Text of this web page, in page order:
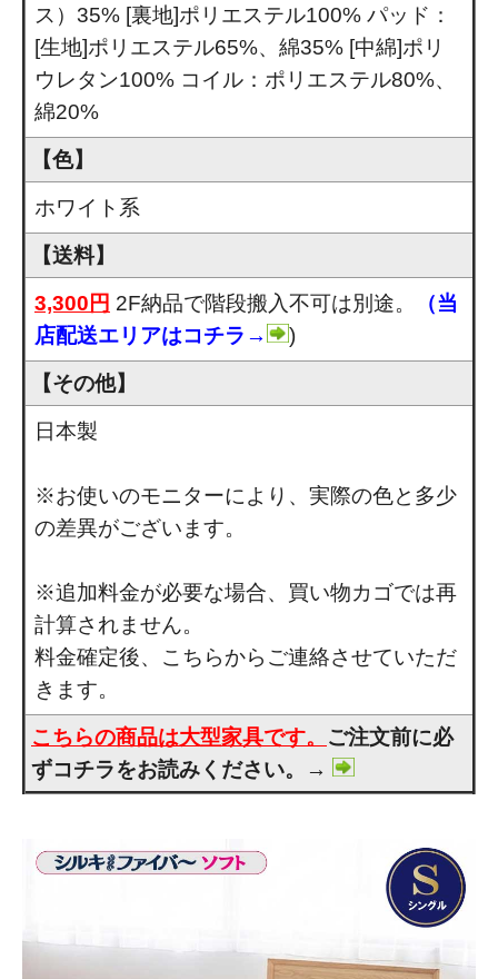
ス）35% [裏地]ポリエステル100% パッド：
[生地]ポリエステル65%、綿35% [中綿]ポリ
ウレタン100% コイル：ポリエステル80%、
綿20%
【色】
ホワイト系
【送料】
3,300円 2F納品で階段搬入不可は別途。
（当
店配送エリアはコチラ→
)
【その他】
日本製
※お使いのモニターにより、実際の色と多少
の差異がございます。
※追加料金が必要な場合、買い物カゴでは再
計算されません。
料金確定後、こちらからご連絡させていただ
きます。
こちらの商品は大型家具です。 ご注文前に必
ずコチラをお読みください。→